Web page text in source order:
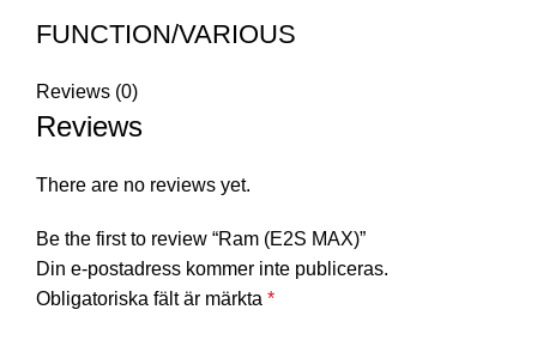
FUNCTION/VARIOUS
Reviews (0)
Reviews
There are no reviews yet.
Be the first to review “Ram (E2S MAX)”
Din e-postadress kommer inte publiceras.
Obligatoriska fält är märkta *